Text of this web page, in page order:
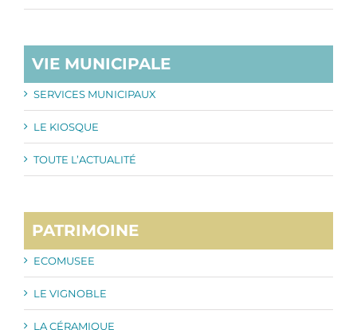
VIE MUNICIPALE
SERVICES MUNICIPAUX
LE KIOSQUE
TOUTE L’ACTUALITÉ
PATRIMOINE
ECOMUSEE
LE VIGNOBLE
LA CÉRAMIQUE